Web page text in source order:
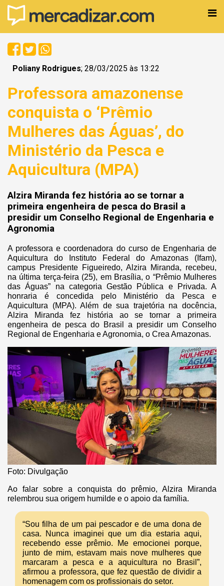
Poliany Rodrigues; 28/03/2025 às 13:22
Professora amazonense
conquista o ‘Prêmio
Mulheres das Águas’, do
Ministério da Pesca e
Aquicultura (MPA)
Alzira Miranda fez história ao se tornar a
primeira engenheira de pesca do Brasil a
presidir um Conselho Regional de Engenharia e
Agronomia
A professora e coordenadora do curso de Engenharia de
Aquicultura do Instituto Federal do Amazonas (Ifam),
campus Presidente Figueiredo, Alzira Miranda, recebeu,
na última terça-feira (25), em Brasília, o “Prêmio Mulheres
das Águas” na categoria Gestão Pública e Privada. A
honraria é concedida pelo Ministério da Pesca e
Aquicultura (MPA). Além de sua trajetória na docência,
Alzira Miranda fez história ao se tornar a primeira
engenheira de pesca do Brasil a presidir um Conselho
Regional de Engenharia e Agronomia, o Crea Amazonas.
Foto: Divulgação
Ao falar sobre a conquista do prêmio, Alzira Miranda
relembrou sua origem humilde e o apoio da família.
“Sou filha de um pai pescador e de uma dona de
casa. Nunca imaginei que um dia estaria aqui,
recebendo esse prêmio. Me emocionei porque,
junto de mim, estavam mais nove mulheres que
marcaram a pesca e a aquicultura no Brasil”,
afirmou a professora, que fez questão de dividir a
homenagem com os profissionais do setor.